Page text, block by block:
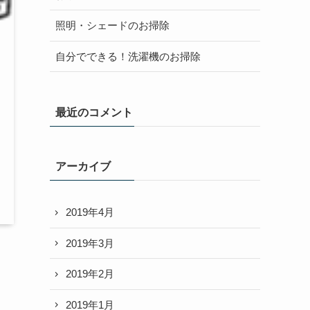
照明・シェードのお掃除
自分でできる！洗濯機のお掃除
最近のコメント
アーカイブ
2019年4月
2019年3月
2019年2月
2019年1月